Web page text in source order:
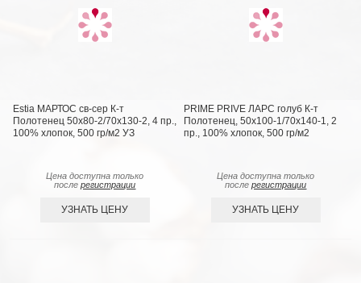
Estia МАРТОС св-сер К-т
Полотенец 50х80-2/70х130-2, 4 пр.,
100% хлопок, 500 гр/м2 УЗ
Цена доступна только
послерегистрации
УЗНАТЬ ЦЕНУ
PRIME PRIVE ЛАРС голуб К-т
Полотенец, 50x100-1/70х140-1, 2
пр., 100% хлопок, 500 гр/м2
Цена доступна только
послерегистрации
УЗНАТЬ ЦЕНУ